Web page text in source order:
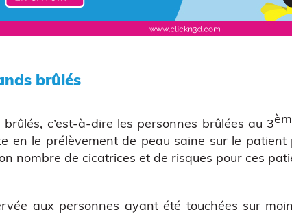
brûlés
c’est-à-dire les personnes brûlées au 3
en le prélèvement de peau saine sur le
nombre de cicatrices et de risques pour ces
aux personnes ayant été touchées sur